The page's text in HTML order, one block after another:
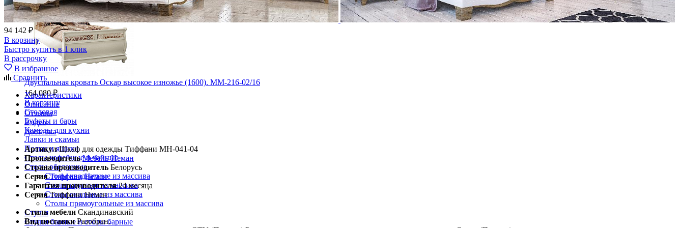
Двуспальная кровать Оскар высокое изножье (1600). ММ-216-02/16
164 080 ₽
В корзину
Столовая
Буфеты и бары
Комоды для кухни
Лавки и скамьи
Полки и ящики
Столы кофейные и чайные
Столы обеденные
Столы квадратные из массива
Столы круглые из массива
Столы овальные из массива
Столы прямоугольные из массива
Стулья
Стулья барные и столы барные
94 142 ₽
В корзину
Быстро купить в 1 клик
В рассрочку
В избранное
Сравнить
Характеристики
Описание
Отзывы
Видео
Доставка
Артикул Шкаф для одежды Тиффани МН-041-04
Производитель Мебель-Неман
Страна производитель Белорусь
Серия Тиффани Неман
Гарантия производителя 24 месяца
Серия Тиффани Неман
Стиль мебели Скандинавский
Вид поставки Разобран.